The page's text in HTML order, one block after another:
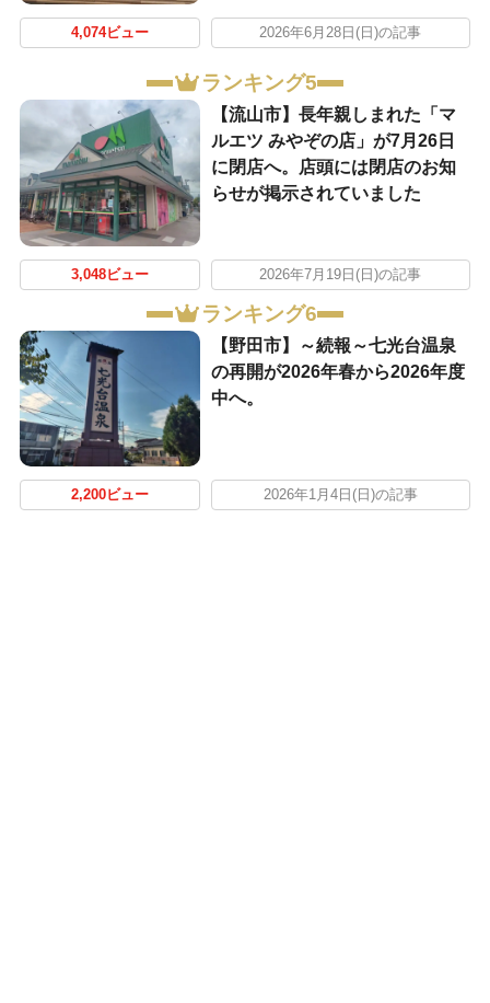
4,074ビュー 2026年6月28日(日)の記事
ランキング5
【流山市】長年親しまれた「マ
ルエツ みやぞの店」が7月26日
に閉店へ。店頭には閉店のお知
らせが掲示されていました
3,048ビュー 2026年7月19日(日)の記事
ランキング6
【野田市】～続報～七光台温泉
の再開が2026年春から2026年度
中へ。
2,200ビュー 2026年1月4日(日)の記事